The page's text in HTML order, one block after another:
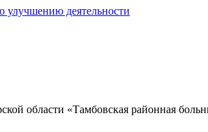
улучшению деятельности